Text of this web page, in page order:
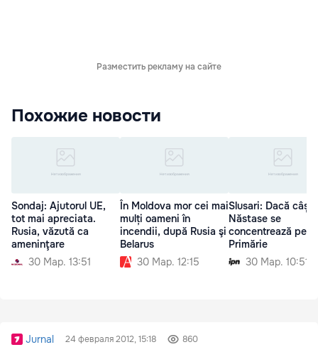
Разместить рекламу на сайте
Похожие новости
Sondaj: Ajutorul UE,
tot mai apreciata.
Rusia, văzută ca
ameninţare
30 Мар. 13:51
În Moldova mor cei mai
mulți oameni în
incendii, după Rusia şi
Belarus
30 Мар. 12:15
Slusari: Dacă
Năstase se
concentrează pe
Primărie
30 Мар. 10:51
Jurnal 24 февраля 2012, 15:18 860